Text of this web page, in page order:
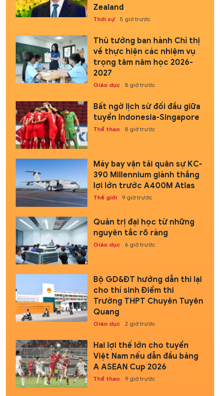
Zealand
Thời sự 5 giờ trước
Thủ tướng ban hành Chỉ thị
về thực hiện các nhiệm vụ
trọng tâm năm học 2026-
2027
Giáo dục 8 giờ trước
Bất ngờ lịch sử đối đầu giữa
tuyển Indonesia-Singapore
Thể thao 8 giờ trước
Máy bay vận tải quân sự KC-
390 Millennium giành thắng
lợi lớn trước A400M Atlas
Thế giới 9 giờ trước
Quản trị đại học từ những
nguyên tắc rõ ràng
Giáo dục 6 giờ trước
Bộ GD&ĐT hướng dẫn thi lại
cho thí sinh Điểm thi
Trường THPT Chuyên Tuyên
Quang
Giáo dục 2 giờ trước
Hai lợi thế lớn cho tuyển
Việt Nam nếu dẫn đầu bảng
A ASEAN Cup 2026
Thể thao 9 giờ trước